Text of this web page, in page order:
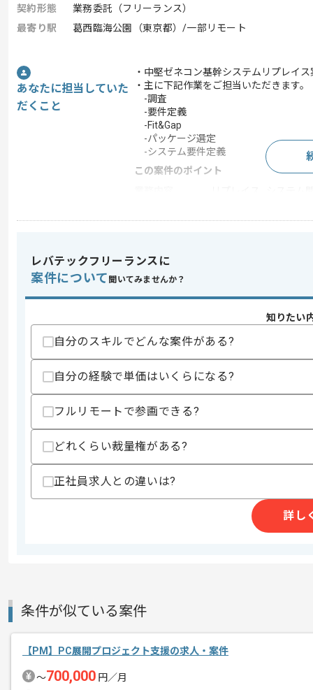
契約形態
業務委託（フリーランス）
最寄り駅
葛西臨海公園（東京都）/一部リモート
あなたに担当していた
だくこと
・中堅ゼネコン基幹システムリプレイ
・主に下記作業をご担当いただきます。
-調査
-要件定義
-Fit&Gap
-パッケージ選定
-システム要件定義
この案件のポイント
ム
求めるスキル
・ERPや基幹システムのリプレイス作
・会計システムパッケージの経験と知見
・調査や要件定義およびFit&Gapの豊富
・PMは中型～大型プロジェクトPM経験
・建設業界(建設会計)の知見と経験
スキルに不安がある方へ
上記に似た経験やスキルをお持ちであれば申
エージェントからのコ
メント
PMの経験を活かすことができます。
レバテックフリーランスに
案件について 聞いてみませんか？
知りたい
自分のスキルでどんな案件がある?
自分の経験で単価はいくらになる?
フルリモートで参画できる?
どれくらい裁量権がある?
正社員求人との違いは?
詳し
条件が似ている案件
【PM】PC展開プロジェクト支援の求人・案件
〜700,000 円／月